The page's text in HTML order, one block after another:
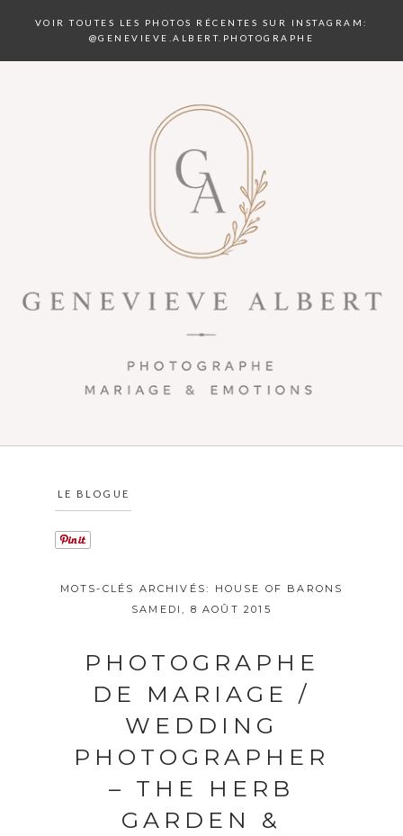
VOIR TOUTES LES PHOTOS RÉCENTES SUR INSTAGRAM:
@GENEVIEVE.ALBERT.PHOTOGRAPHE
LE BLOGUE
MOTS-CLÉS ARCHIVÉS:
HOUSE OF BARONS
SAMEDI, 8 AOÛT 2015
PHOTOGRAPHE
DE MARIAGE /
WEDDING
PHOTOGRAPHER
– THE HERB
GARDEN &